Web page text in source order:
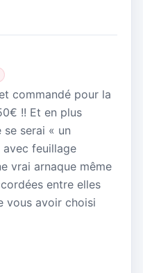
commandé pour la
!! Et en plus
serai « un
feuillage
vrai arnaque même
entre elles
vous avoir choisi